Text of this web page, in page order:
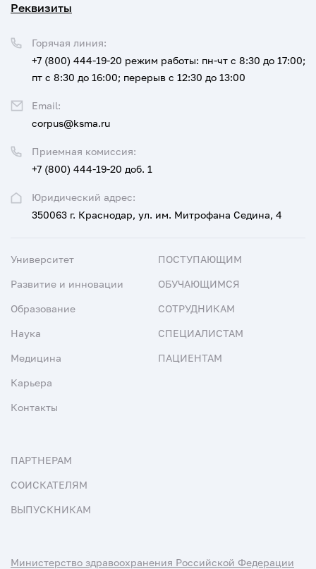
Реквизиты
Юридический адрес:
350063 г. Краснодар, ул. им. Митрофана Седина, 4
Приемная комиссия:
+7 (800) 444-19-20 доб. 1
Горячая линия:
+7 (800) 444-19-20 режим работы: пн-чт с 8:30 до 17:00;
пт с 8:30 до 16:00; перерыв с 12:30 до 13:00
Email:
corpus@ksma.ru
Университет
Развитие и инновации
Образование
Наука
Медицина
Карьера
Контакты
ПОСТУПАЮЩИМ
ОБУЧАЮЩИМСЯ
СОТРУДНИКАМ
СПЕЦИАЛИСТАМ
ПАЦИЕНТАМ
ПАРТНЕРАМ
СОИСКАТЕЛЯМ
ВЫПУСКНИКАМ
Министерство здравоохранения Российской Федерации